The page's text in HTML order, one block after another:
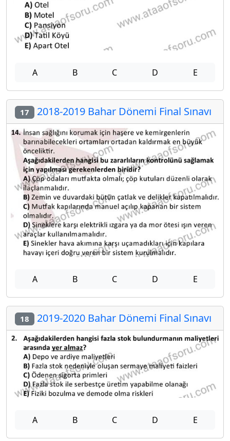
A B C D E
17 2018-2019 Bahar Dönemi Final Sınavı
A B C D E
18 2019-2020 Bahar Dönemi Final Sınavı
A B C D E